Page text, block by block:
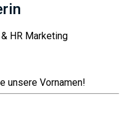
HR Marketing
unsere Vornamen!